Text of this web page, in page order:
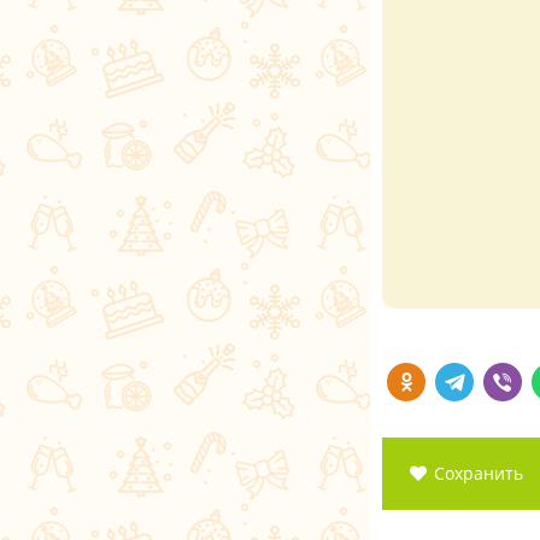
Сохранить